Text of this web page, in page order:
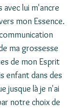
avec lui m'ancre
mon Essence.
ma grossesse
de mon Esprit
enfant dans des
jusque là je n'ai
notre choix de